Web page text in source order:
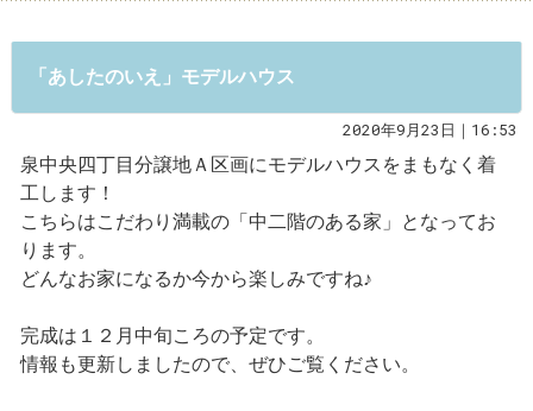
「あしたのいえ」モデルハウス
2020年9月23日｜16:53
泉中央四丁目分譲地Ａ区画にモデルハウスをまもなく着
工します！
こちらはこだわり満載の「中二階のある家」となってお
ります。
どんなお家になるか今から楽しみですね♪
完成は１２月中旬ころの予定です。
情報も更新しましたので、ぜひご覧ください。